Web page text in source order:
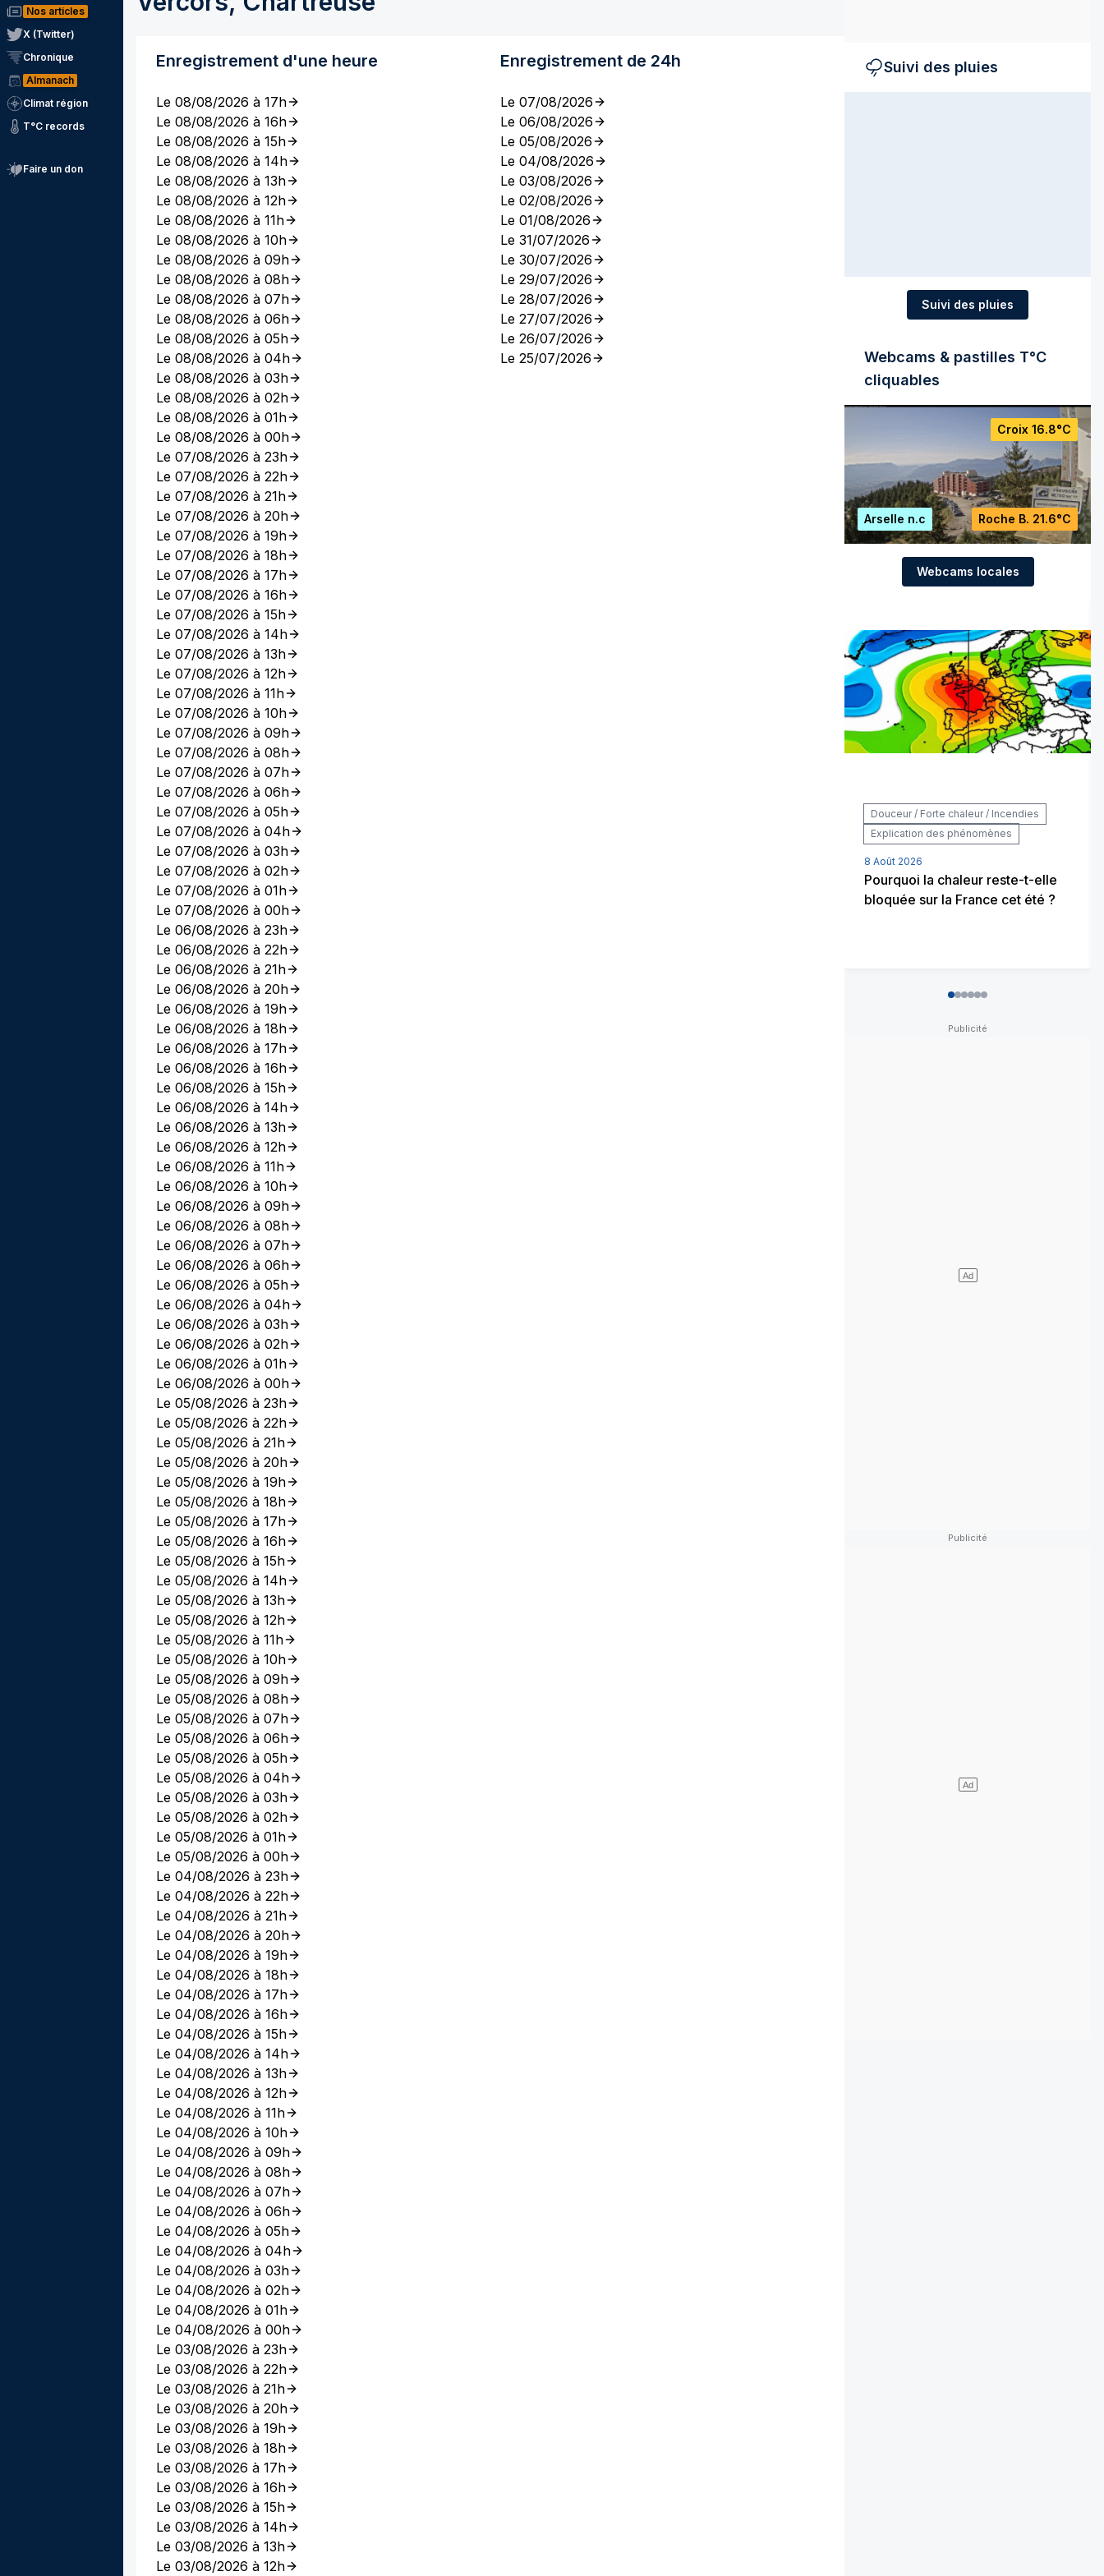
Nos articles
X (Twitter)
Chronique
Almanach
Climat région
T°C records
Faire un don
Enregistrement d'une heure
Le 08/08/2026 à 17h
Le 08/08/2026 à 16h
Le 08/08/2026 à 15h
Le 08/08/2026 à 14h
Le 08/08/2026 à 13h
Le 08/08/2026 à 12h
Le 08/08/2026 à 11h
Le 08/08/2026 à 10h
Le 08/08/2026 à 09h
Le 08/08/2026 à 08h
Le 08/08/2026 à 07h
Le 08/08/2026 à 06h
Le 08/08/2026 à 05h
Le 08/08/2026 à 04h
Le 08/08/2026 à 03h
Le 08/08/2026 à 02h
Le 08/08/2026 à 01h
Le 08/08/2026 à 00h
Le 07/08/2026 à 23h
Le 07/08/2026 à 22h
Le 07/08/2026 à 21h
Le 07/08/2026 à 20h
Le 07/08/2026 à 19h
Le 07/08/2026 à 18h
Le 07/08/2026 à 17h
Le 07/08/2026 à 16h
Le 07/08/2026 à 15h
Le 07/08/2026 à 14h
Le 07/08/2026 à 13h
Le 07/08/2026 à 12h
Le 07/08/2026 à 11h
Le 07/08/2026 à 10h
Le 07/08/2026 à 09h
Le 07/08/2026 à 08h
Le 07/08/2026 à 07h
Le 07/08/2026 à 06h
Le 07/08/2026 à 05h
Le 07/08/2026 à 04h
Le 07/08/2026 à 03h
Le 07/08/2026 à 02h
Le 07/08/2026 à 01h
Le 07/08/2026 à 00h
Le 06/08/2026 à 23h
Le 06/08/2026 à 22h
Le 06/08/2026 à 21h
Le 06/08/2026 à 20h
Le 06/08/2026 à 19h
Le 06/08/2026 à 18h
Le 06/08/2026 à 17h
Le 06/08/2026 à 16h
Le 06/08/2026 à 15h
Le 06/08/2026 à 14h
Le 06/08/2026 à 13h
Le 06/08/2026 à 12h
Le 06/08/2026 à 11h
Le 06/08/2026 à 10h
Le 06/08/2026 à 09h
Le 06/08/2026 à 08h
Le 06/08/2026 à 07h
Le 06/08/2026 à 06h
Le 06/08/2026 à 05h
Le 06/08/2026 à 04h
Le 06/08/2026 à 03h
Le 06/08/2026 à 02h
Le 06/08/2026 à 01h
Le 06/08/2026 à 00h
Le 05/08/2026 à 23h
Le 05/08/2026 à 22h
Le 05/08/2026 à 21h
Le 05/08/2026 à 20h
Le 05/08/2026 à 19h
Le 05/08/2026 à 18h
Le 05/08/2026 à 17h
Le 05/08/2026 à 16h
Le 05/08/2026 à 15h
Le 05/08/2026 à 14h
Le 05/08/2026 à 13h
Le 05/08/2026 à 12h
Le 05/08/2026 à 11h
Le 05/08/2026 à 10h
Le 05/08/2026 à 09h
Le 05/08/2026 à 08h
Le 05/08/2026 à 07h
Le 05/08/2026 à 06h
Le 05/08/2026 à 05h
Le 05/08/2026 à 04h
Le 05/08/2026 à 03h
Le 05/08/2026 à 02h
Le 05/08/2026 à 01h
Le 05/08/2026 à 00h
Le 04/08/2026 à 23h
Le 04/08/2026 à 22h
Le 04/08/2026 à 21h
Le 04/08/2026 à 20h
Le 04/08/2026 à 19h
Le 04/08/2026 à 18h
Le 04/08/2026 à 17h
Le 04/08/2026 à 16h
Le 04/08/2026 à 15h
Le 04/08/2026 à 14h
Le 04/08/2026 à 13h
Le 04/08/2026 à 12h
Le 04/08/2026 à 11h
Le 04/08/2026 à 10h
Le 04/08/2026 à 09h
Le 04/08/2026 à 08h
Le 04/08/2026 à 07h
Le 04/08/2026 à 06h
Le 04/08/2026 à 05h
Le 04/08/2026 à 04h
Le 04/08/2026 à 03h
Le 04/08/2026 à 02h
Le 04/08/2026 à 01h
Le 04/08/2026 à 00h
Le 03/08/2026 à 23h
Le 03/08/2026 à 22h
Le 03/08/2026 à 21h
Le 03/08/2026 à 20h
Le 03/08/2026 à 19h
Le 03/08/2026 à 18h
Le 03/08/2026 à 17h
Le 03/08/2026 à 16h
Le 03/08/2026 à 15h
Le 03/08/2026 à 14h
Le 03/08/2026 à 13h
Le 03/08/2026 à 12h
Enregistrement de 24h
Le 07/08/2026
Le 06/08/2026
Le 05/08/2026
Le 04/08/2026
Le 03/08/2026
Le 02/08/2026
Le 01/08/2026
Le 31/07/2026
Le 30/07/2026
Le 29/07/2026
Le 28/07/2026
Le 27/07/2026
Le 26/07/2026
Le 25/07/2026
Suivi des pluies
Suivi des pluies
Webcams & pastilles T°C
cliquables
Croix 16.8°C
Arselle n.c Roche B. 21.6°C
Webcams locales
Douceur / Forte chaleur / Incendies
Explication des phénomènes
8 Août 2026
Pourquoi la chaleur reste-t-elle
bloquée sur la France cet été ?
012345